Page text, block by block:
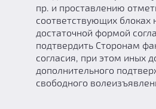
пр. и проставлению
соответствующих блоках
достаточной формой
подтвердить Сторонам
согласия, при этом иных
дополнительного
свободного